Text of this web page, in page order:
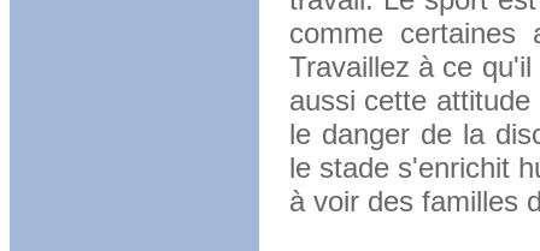
comme certaines
Travaillez à ce
aussi cette
le danger de la
le stade s'enrichit
à voir des familles